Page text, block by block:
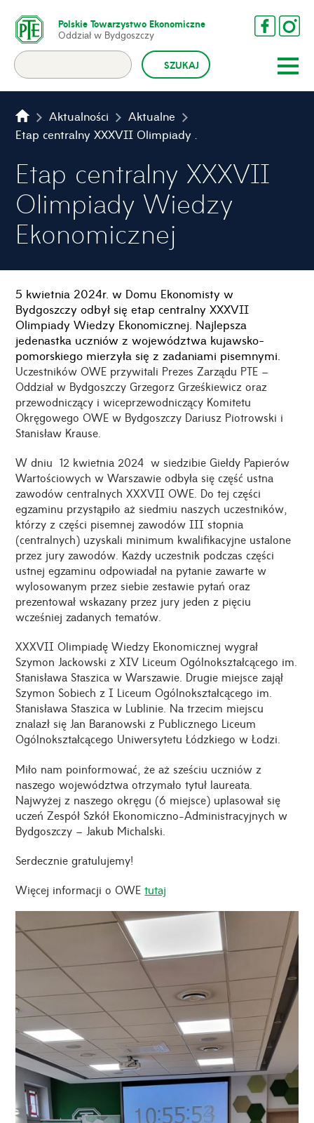
Polskie Towarzystwo Ekonomiczne
Oddział w Bydgoszczy
Aktualności
Aktualne
Etap centralny XXXVII Olimpiady Wiedzy Ekonomicznej
Etap centralny XXXVII
Olimpiady Wiedzy
Ekonomicznej
5 kwietnia 2024r. w Domu Ekonomisty w
Bydgoszczy odbył się etap centralny XXXVII
Olimpiady Wiedzy Ekonomicznej. Najlepsza
jedenastka uczniów z województwa kujawsko-
pomorskiego mierzyła się z zadaniami pisemnymi.
Uczestników OWE przywitali Prezes Zarządu PTE –
Oddział w Bydgoszczy Grzegorz Grześkiewicz oraz
przewodniczący i wiceprzewodniczący Komitetu
Okręgowego OWE w Bydgoszczy Dariusz Piotrowski i
Stanisław Krause.
W dniu 12 kwietnia 2024 w siedzibie Giełdy Papierów
Wartościowych w Warszawie odbyła się część ustna
zawodów centralnych XXXVII OWE. Do tej części
egzaminu przystąpiło aż siedmiu naszych uczestników,
którzy z części pisemnej zawodów III stopnia
(centralnych) uzyskali minimum kwalifikacyjne ustalone
przez jury zawodów. Każdy uczestnik podczas części
ustnej egzaminu odpowiadał na pytanie zawarte w
wylosowanym przez siebie zestawie pytań oraz
prezentował wskazany przez jury jeden z pięciu
wcześniej zadanych tematów.
XXXVII Olimpiadę Wiedzy Ekonomicznej wygrał
Szymon Jackowski z XIV Liceum Ogólnokształcącego im.
Stanisława Staszica w Warszawie. Drugie miejsce zajął
Szymon Sobiech z I Liceum Ogólnokształcącego im.
Stanisława Staszica w Lublinie. Na trzecim miejscu
znalazł się Jan Baranowski z Publicznego Liceum
Ogólnokształcącego Uniwersytetu Łódzkiego w Łodzi.
Miło nam poinformować, że aż sześciu uczniów z
naszego województwa otrzymało tytuł laureata.
Najwyżej z naszego okręgu (6 miejsce) uplasował się
uczeń Zespół Szkół Ekonomiczno-Administracyjnych w
Bydgoszczy – Jakub Michalski.
Serdecznie gratulujemy!
Więcej informacji o OWEtutaj